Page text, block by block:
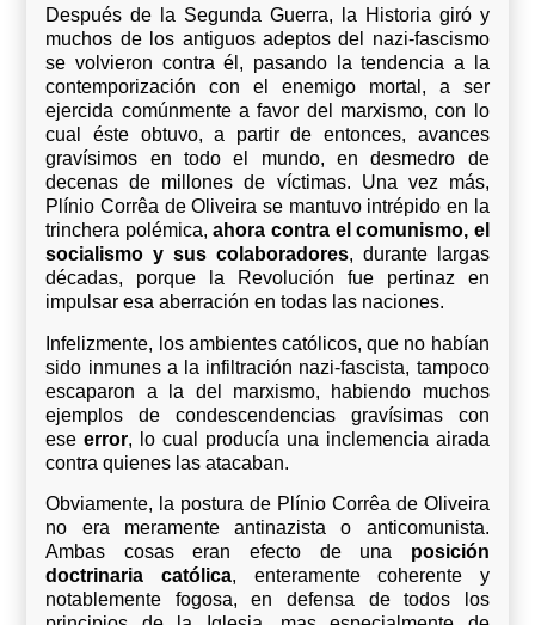
Después de la Segunda Guerra, la Historia giró y
muchos de los antiguos adeptos del nazi-fascismo
se volvieron contra él, pasando la tendencia a la
contemporización con el enemigo mortal, a ser
ejercida comúnmente a favor del marxismo, con lo
cual éste obtuvo, a partir de entonces, avances
gravísimos en todo el mundo, en desmedro de
decenas de millones de víctimas. Una vez más,
Plínio Corrêa de Oliveira se mantuvo intrépido en la
trinchera polémica,ahora contra el comunismo, el
socialismo y sus colaboradores, durante largas
décadas, porque la Revolución fue pertinaz en
impulsar esa aberración en todas las naciones.
Infelizmente, los ambientes católicos, que no habían
sido inmunes a la infiltración nazi-fascista, tampoco
escaparon a la del marxismo, habiendo muchos
ejemplos de condescendencias gravísimas con
eseerror, lo cual producía una inclemencia airada
contra quienes las atacaban.
Obviamente, la postura de Plínio Corrêa de Oliveira
no era meramente anti­nazista o anticomunista.
Ambas cosas eran efecto de una posición
doctrinaria católica, enteramente coherente y
notablemente fogosa, en defensa de todos los